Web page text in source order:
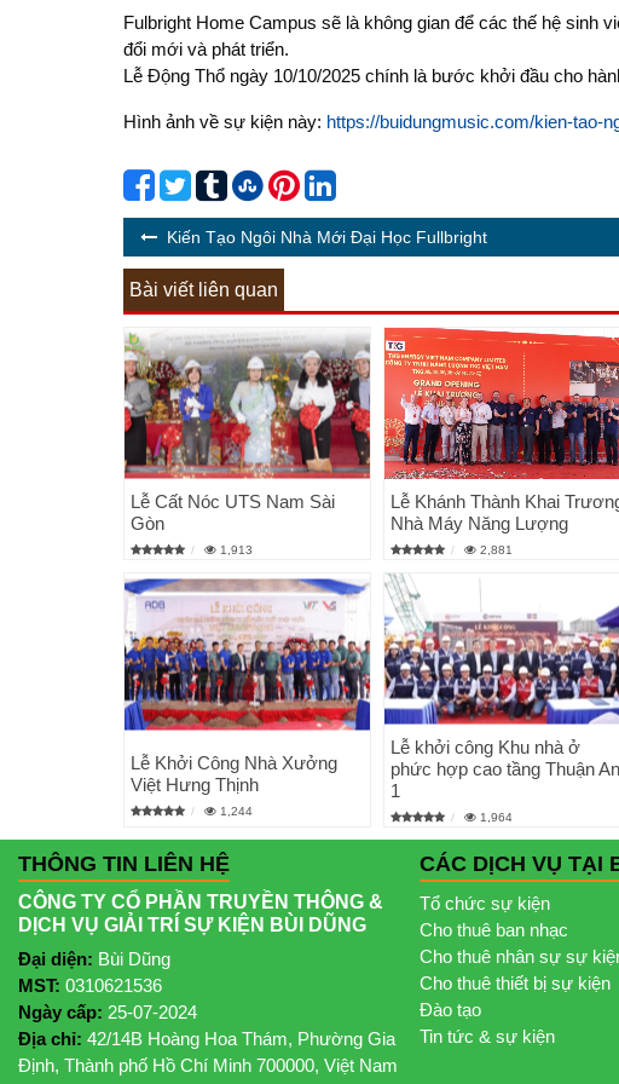
Fulbright Home Campus sẽ là không gian để các thế hệ sinh
đổi mới và phát triển.
Lễ Động Thổ ngày 10/10/2025 chính là bước khởi đầu cho
Hình ảnh về sự kiện này: https://buidungmusic.com/kien-tao-
Kiến Tạo Ngôi Nhà Mới Đại Học Fullbright
Bài viết liên quan
Lễ Cất Nóc UTS Nam Sài
Gòn
1,913
Lễ Khánh Thành Khai
Nhà Máy Năng Lượng
2,881
Lễ Khởi Công Nhà Xưởng
Việt Hưng Thịnh
1,244
Lễ khởi công Khu nhà ở
phức hợp cao tầng Thuận An
1
1,964
THÔNG TIN LIÊN HỆ
CÔNG TY CỔ PHẦN TRUYỀN THÔNG &
DỊCH VỤ GIẢI TRÍ SỰ KIỆN BÙI DŨNG
Đại diện: Bùi Dũng
MST: 0310621536
Ngày cấp: 25-07-2024
Địa chỉ: 42/14B Hoàng Hoa Thám, Phường Gia
Định, Thành phố Hồ Chí Minh 700000, Việt Nam
CÁC DỊCH VỤ TẠI
Tổ chức sự kiện
Cho thuê ban nhạc
Cho thuê nhân sự sự
Cho thuê thiết bị sự kiện
Đào tạo
Tin tức & sự kiện